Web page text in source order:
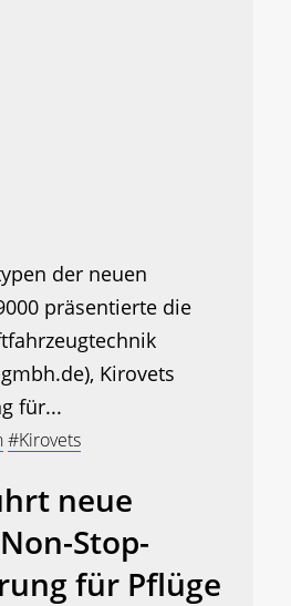
der neuen
präsentierte die
Kirovets
für...
#Kirovets
neue
Stop-
für Pflüge